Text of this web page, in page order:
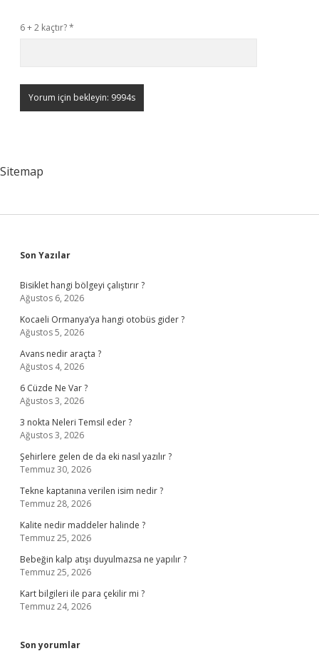
6 + 2 kaçtır?*
Sitemap
Sidebar
Son Yazılar
Bisiklet hangi bölgeyi çalıştırır ?
Ağustos 6, 2026
Kocaeli Ormanya’ya hangi otobüs gider ?
Ağustos 5, 2026
Avans nedir araçta ?
Ağustos 4, 2026
6 Cüzde Ne Var ?
Ağustos 3, 2026
3 nokta Neleri Temsil eder ?
Ağustos 3, 2026
Şehirlere gelen de da eki nasıl yazılır ?
Temmuz 30, 2026
Tekne kaptanına verilen isim nedir ?
Temmuz 28, 2026
Kalite nedir maddeler halinde ?
Temmuz 25, 2026
Bebeğin kalp atışı duyulmazsa ne yapılır ?
Temmuz 25, 2026
Kart bilgileri ile para çekilir mi ?
Temmuz 24, 2026
Son yorumlar